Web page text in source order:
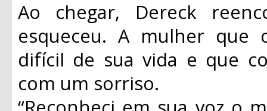
Ao chegar, Dereck
esqueceu. A mulher que
difícil de sua vida e que
com um sorriso.